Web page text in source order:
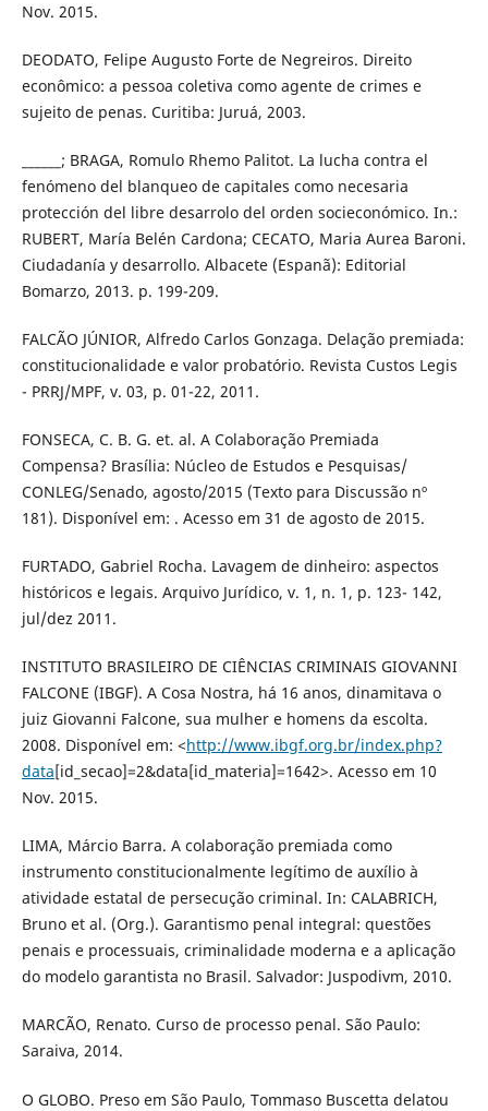
Nov. 2015.
DEODATO, Felipe Augusto Forte de Negreiros. Direito
econômico: a pessoa coletiva como agente de crimes e
sujeito de penas. Curitiba: Juruá, 2003.
______; BRAGA, Romulo Rhemo Palitot. La lucha contra el
fenómeno del blanqueo de capitales como necesaria
protección del libre desarrolo del orden socieconómico. In.:
RUBERT, María Belén Cardona; CECATO, Maria Aurea Baroni.
Ciudadanía y desarrollo. Albacete (Espanã): Editorial
Bomarzo, 2013. p. 199-209.
FALCÃO JÚNIOR, Alfredo Carlos Gonzaga. Delação premiada:
constitucionalidade e valor probatório. Revista Custos Legis
- PRRJ/MPF, v. 03, p. 01-22, 2011.
FONSECA, C. B. G. et. al. A Colaboração Premiada
Compensa? Brasília: Núcleo de Estudos e Pesquisas/
CONLEG/Senado, agosto/2015 (Texto para Discussão nº
181). Disponível em: . Acesso em 31 de agosto de 2015.
FURTADO, Gabriel Rocha. Lavagem de dinheiro: aspectos
históricos e legais. Arquivo Jurídico, v. 1, n. 1, p. 123- 142,
jul/dez 2011.
INSTITUTO BRASILEIRO DE CIÊNCIAS CRIMINAIS GIOVANNI
FALCONE (IBGF). A Cosa Nostra, há 16 anos, dinamitava o
juiz Giovanni Falcone, sua mulher e homens da escolta.
2008. Disponível em: <http://www.ibgf.org.br/index.php?
data[id_secao]=2&data[id_materia]=1642>. Acesso em 10
Nov. 2015.
LIMA, Márcio Barra. A colaboração premiada como
instrumento constitucionalmente legítimo de auxílio à
atividade estatal de persecução criminal. In: CALABRICH,
Bruno et al. (Org.). Garantismo penal integral: questões
penais e processuais, criminalidade moderna e a aplicação
do modelo garantista no Brasil. Salvador: Juspodivm, 2010.
MARCÃO, Renato. Curso de processo penal. São Paulo:
Saraiva, 2014.
O GLOBO. Preso em São Paulo, Tommaso Buscetta delatou